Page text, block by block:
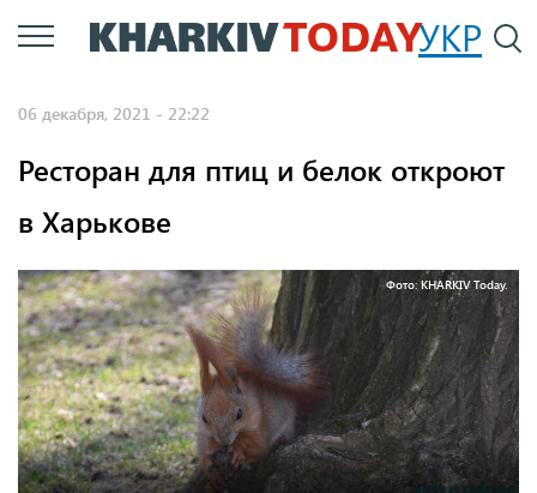
Перейти
к
УКР
06 декабря, 2021 - 22:22
Ресторан для птиц и белок откроют
в Харькове
Фото: KHARKIV Today.